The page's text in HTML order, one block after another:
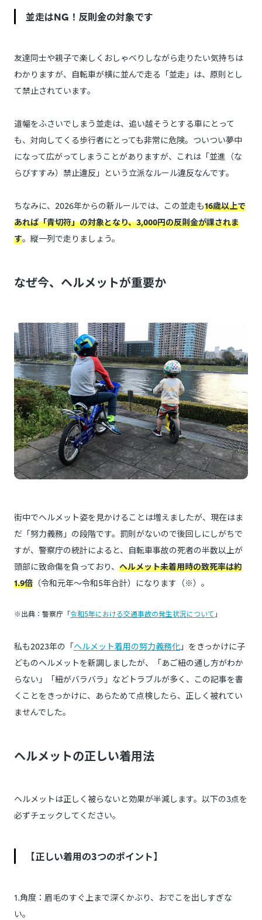
並走はNG！反則金の対象です
友達同士や親子で楽しくおしゃべりしながら走りたい気持ちは
わかりますが、自転車が横に並んで走る「並走」は、原則とし
て禁止されています。
道幅をふさいでしまう並走は、追い越そうとする車にとって
も、対向してくる歩行者にとっても非常に危険。ついつい夢中
になって広がってしまうことがありますが、これは「並進（な
らびすすみ）禁止違反」という立派なルール違反なんです。
ちなみに、2026年からの新ルールでは、この並走も16歳以上で
あれば「青切符」の対象となり、3,000円の反則金が課されま
す。縦一列で走りましょう。
なぜ今、ヘルメットが重要か
街中でヘルメット姿を見かけることは増えましたが、現在はま
だ「努力義務」の段階です。罰則がないので後回しにしがちで
すが、警察庁の統計によると、自転車事故の死者の半数以上が
頭部に致命傷を負っており、 ヘルメット未着用時の致死率は約
1.9倍 （令和元年～令和5年合計）になります（※）。
※出典：警察庁「令和5年における交通事故の発生状況について 」
私も2023年の「ヘルメット着用の努力義務化 」をきっかけに子
どものヘルメットを新調しましたが、「あご紐の通し方がわか
らない」「紐がバラバラ」などトラブルが多く、この記事を書
くことをきっかけに、あらためて点検したら、正しく被れてい
ませんでした。
ヘルメットの正しい着用法
ヘルメットは正しく被らないと効果が半減します。以下の3点を
必ずチェックしてください。
【正しい着用の3つのポイント】
1.角度：眉毛のすぐ上まで深くかぶり、おでこを出しすぎな
い。